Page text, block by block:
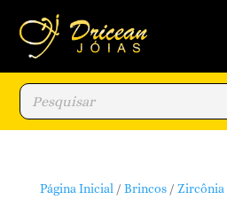
Página Inicial / Brincos/ Zircônia